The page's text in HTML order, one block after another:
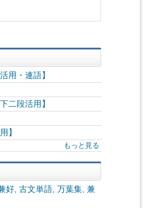
用・連語】
二段活用】
】
もっと見る
好 古文単語 万葉集 兼